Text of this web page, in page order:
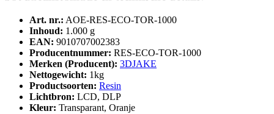
Art. nr.: AOE-RES-ECO-TOR-1000
Inhoud: 1.000 g
EAN: 9010707002383
Producentnummer: RES-ECO-TOR-1000
Merken (Producent): 3DJAKE
Nettogewicht: 1kg
Productsoorten: Resin
Lichtbron: LCD, DLP
Kleur: Transparant, Oranje